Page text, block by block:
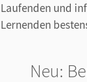
Laufenden und
Lernenden
Neu: